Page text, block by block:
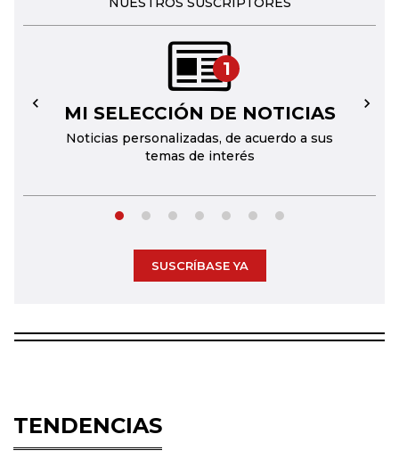
1
MI SELECCIÓN DE NOTICIAS
Noticias personalizadas, de acuerdo a sus
temas de interés
← →
SUSCRÍBASE YA
TENDENCIAS